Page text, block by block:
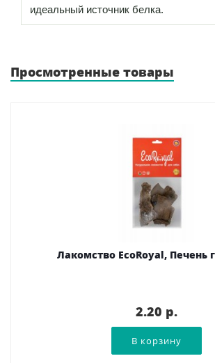
идеальный источник белка.
Просмотренные товары
Лакомство EcoRoyal, Печень
2.20 p.